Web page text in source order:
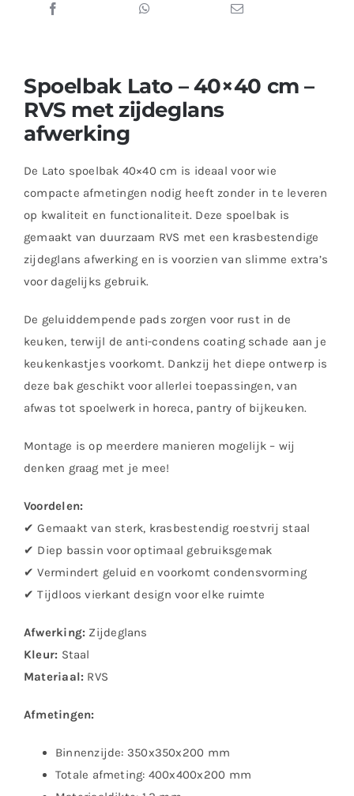
Spoelbak Lato – 40×40 cm –
RVS met zijdeglans
afwerking
De Lato spoelbak 40×40 cm is ideaal voor wie
compacte afmetingen nodig heeft zonder in te leveren
op kwaliteit en functionaliteit. Deze spoelbak is
gemaakt van duurzaam RVS met een krasbestendige
zijdeglans afwerking en is voorzien van slimme extra’s
voor dagelijks gebruik.
De geluiddempende pads zorgen voor rust in de
keuken, terwijl de anti-condens coating schade aan je
keukenkastjes voorkomt. Dankzij het diepe ontwerp is
deze bak geschikt voor allerlei toepassingen, van
afwas tot spoelwerk in horeca, pantry of bijkeuken.
Montage is op meerdere manieren mogelijk – wij
denken graag met je mee!
Voordelen:
✔ Gemaakt van sterk, krasbestendig roestvrij staal
✔ Diep bassin voor optimaal gebruiksgemak
✔ Vermindert geluid en voorkomt condensvorming
✔ Tijdloos vierkant design voor elke ruimte
Afwerking: Zijdeglans
Kleur: Staal
Materiaal: RVS
Afmetingen:
Binnenzijde: 350x350x200 mm
Totale afmeting: 400x400x200 mm